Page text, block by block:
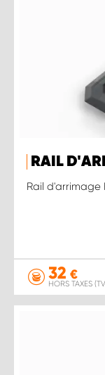
RAIL
Rail d'arrimage
32 €
HORS TAXES